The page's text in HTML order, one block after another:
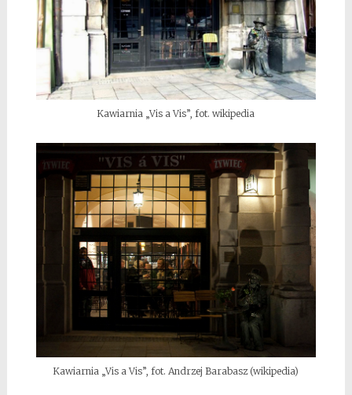
Kawiarnia „Vis a Vis”, fot. wikipedia
Kawiarnia „Vis a Vis”, fot. Andrzej Barabasz (wikipedia)